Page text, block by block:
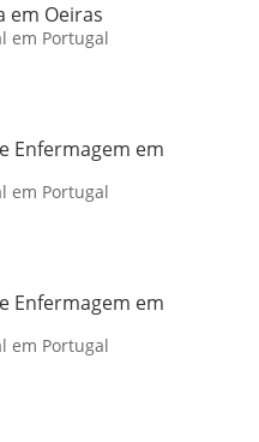
em Oeiras
em Portugal
Enfermagem em
em Portugal
Enfermagem em
em Portugal